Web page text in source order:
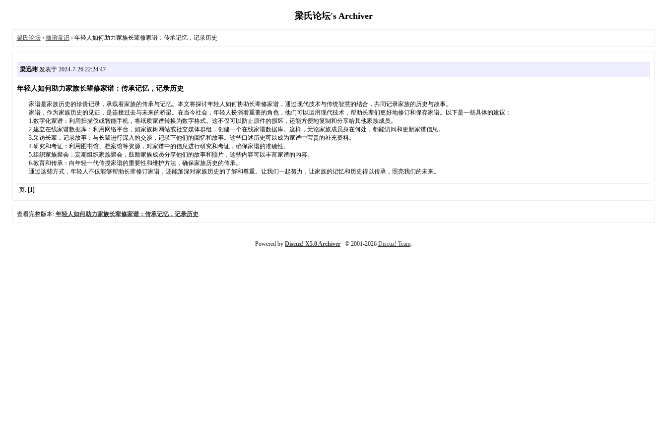
梁氏论坛's Archiver
梁氏论坛› 修谱常识 › 年轻人如何助力家族长辈修家谱：传承记忆，记录历史
梁迅玮发表于 2024-7-26 22:24:47
年轻人如何助力家族长辈修家谱：传承记忆，记录历史
家谱是家族历史的珍贵记录，承载着家族的传承与记忆。本文将探讨年轻人如何协助长辈修家谱，通过现代技术与传统智慧的结合，共同记录家族的历史与故事。
家谱，作为家族历史的见证，是连接过去与未来的桥梁。在当今社会，年轻人扮演着重要的角色，他们可以运用现代技术，帮助长辈们更好地修订和保存家谱。以下是一些具体的建议：
1.数字化家谱：利用扫描仪或智能手机，将纸质家谱转换为数字格式。这不仅可以防止原件的损坏，还能方便地复制和分享给其他家族成员。
2.建立在线家谱数据库：利用网络平台，如家族树网站或社交媒体群组，创建一个在线家谱数据库。这样，无论家族成员身在何处，都能访问和更新家谱信息。
3.采访长辈，记录故事：与长辈进行深入的交谈，记录下他们的回忆和故事。这些口述历史可以成为家谱中宝贵的补充资料。
4.研究和考证：利用图书馆、档案馆等资源，对家谱中的信息进行研究和考证，确保家谱的准确性。
5.组织家族聚会：定期组织家族聚会，鼓励家族成员分享他们的故事和照片，这些内容可以丰富家谱的内容。
6.教育和传承：向年轻一代传授家谱的重要性和维护方法，确保家族历史的传承。
通过这些方式，年轻人不仅能够帮助长辈修订家谱，还能加深对家族历史的了解和尊重。让我们一起努力，让家族的记忆和历史得以传承，照亮我们的未来。
页: [1]
查看完整版本: 年轻人如何助力家族长辈修家谱：传承记忆，记录历史
Powered by Discuz! X5.0 Archiver © 2001-2026 Discuz! Team.